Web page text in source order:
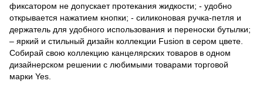
фиксатором не допускает протекания жидкости; - удобно
открывается нажатием кнопки; - силиконовая ручка-петля и
держатель для удобного использования и переноски бутылки;
– яркий и стильный дизайн коллекции Fusion в сером цвете.
Собирай свою коллекцию канцелярских товаров в одном
дизайнерском решении с любимыми товарами торговой
марки Yes.